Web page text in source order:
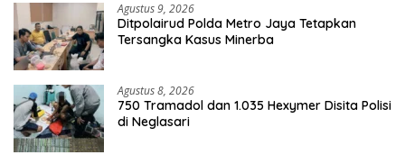
Agustus 9, 2026
Ditpolairud Polda Metro Jaya Tetapkan
Tersangka Kasus Minerba
Agustus 8, 2026
750 Tramadol dan 1.035 Hexymer Disita Polisi
di Neglasari